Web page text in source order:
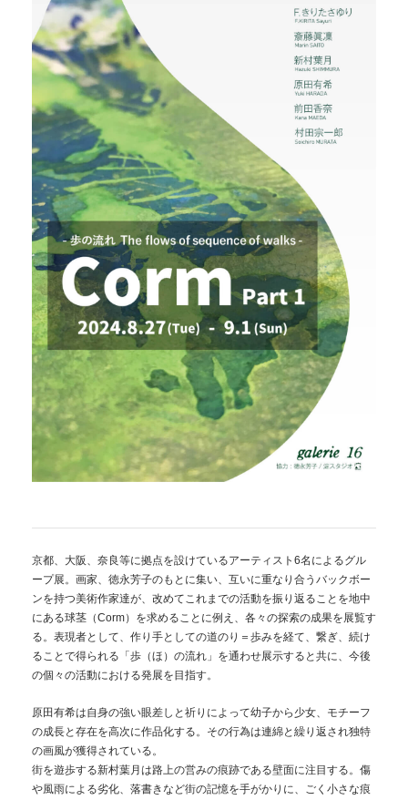
京都、大阪、奈良等に拠点を設けているアーティスト6名によるグル
ープ展。画家、徳永芳子のもとに集い、互いに重なり合うバックボー
ンを持つ美術作家達が、改めてこれまでの活動を振り返ることを地中
にある球茎（Corm）を求めることに例え、各々の探索の成果を展覧す
る。表現者として、作り手としての道のり＝歩みを経て、繋ぎ、続け
ることで得られる「歩（ほ）の流れ」を通わせ展示すると共に、今後
の個々の活動における発展を目指す。
原田有希は自身の強い眼差しと祈りによって幼子から少女、モチーフ
の成長と存在を高次に作品化する。その行為は連綿と繰り返され独特
の画風が獲得されている。
街を遊歩する新村葉月は路上の営みの痕跡である壁面に注目する。傷
や風雨による劣化、落書きなど街の記憶を手がかりに、ごく小さな痕